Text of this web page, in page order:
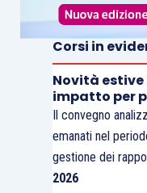
Corsi in
Novità
impatto per
Il convegno
emanati nel
gestione dei
2026